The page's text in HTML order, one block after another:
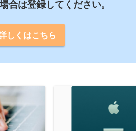
しくはこちら